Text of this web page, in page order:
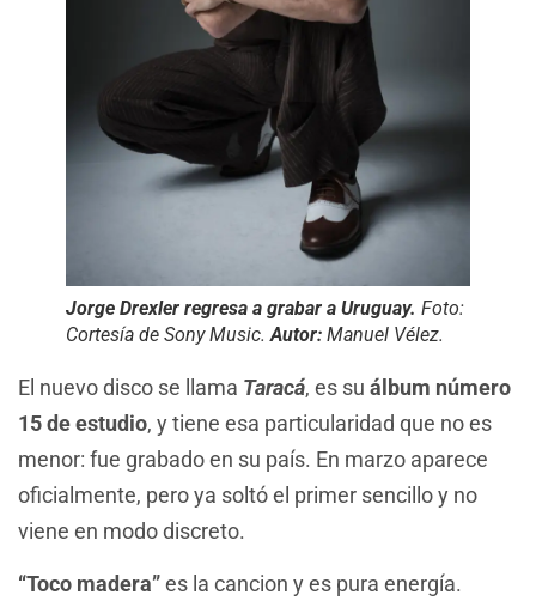
Jorge Drexler regresa a grabar a Uruguay. Foto:
Cortesía de Sony Music. Autor: Manuel Vélez.
El nuevo disco se llama Taracá, es su álbum número
15 de estudio, y tiene esa particularidad que no es
menor: fue grabado en su país. En marzo aparece
oficialmente, pero ya soltó el primer sencillo y no
viene en modo discreto.
“Toco madera”es la cancion y es pura energía.